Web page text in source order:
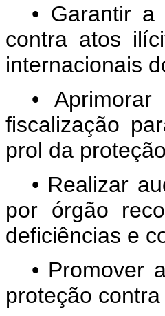
• Garantir a
contra atos
internacionais
•
fiscalização
prol da
• Realizar
por órgão
deficiências e
• Promover
proteção